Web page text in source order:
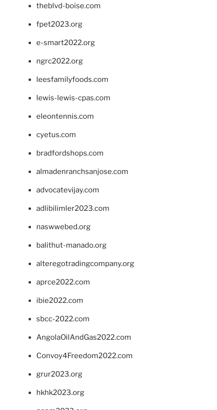
theblvd-boise.com
fpet2023.org
e-smart2022.org
ngrc2022.org
leesfamilyfoods.com
lewis-lewis-cpas.com
eleontennis.com
cyetus.com
bradfordshops.com
almadenranchsanjose.com
advocatevijay.com
adlibilimler2023.com
naswwebed.org
balithut-manado.org
alteregotradingcompany.org
aprce2022.com
ibie2022.com
sbcc-2022.com
AngolaOilAndGas2022.com
Convoy4Freedom2022.com
grur2023.org
hkhk2023.org